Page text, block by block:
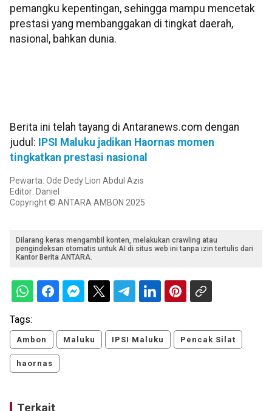
pemangku kepentingan, sehingga mampu mencetak
prestasi yang membanggakan di tingkat daerah,
nasional, bahkan dunia.
Berita ini telah tayang di Antaranews.com dengan
judul: IPSI Maluku jadikan Haornas momen
tingkatkan prestasi nasional
Pewarta: Ode Dedy Lion Abdul Azis
Editor: Daniel
Copyright © ANTARA AMBON 2025
Dilarang keras mengambil konten, melakukan crawling atau
pengindeksan otomatis untuk AI di situs web ini tanpa izin tertulis dari
Kantor Berita ANTARA.
Tags:
Ambon Maluku IPSI Maluku Pencak Silat
haornas
Terkait